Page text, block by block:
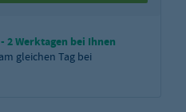
Werktagen bei Ihnen
gleichen Tag bei